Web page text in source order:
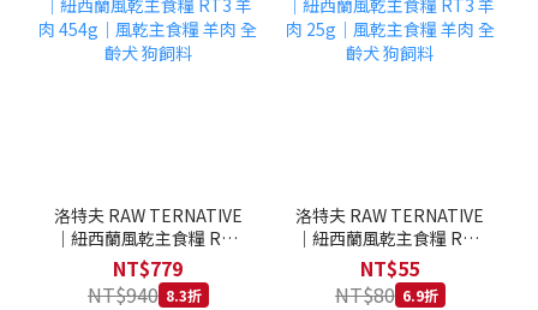
洛特夫 RAW TERNATIVE
｜紐西蘭風乾主食糧 RT3
羊肉 454g｜風乾主食糧 羊
肉 全齡犬 狗飼料
NT$779
NT$940 8.3折
洛特夫 RAW TERNATIVE
｜紐西蘭風乾主食糧 RT3
羊肉 25g｜風乾主食糧 羊
肉 全齡犬 狗飼料
NT$55
NT$80 6.9折